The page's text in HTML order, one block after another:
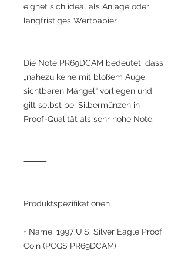
eignet sich ideal als Anlage oder
langfristiges Wertpapier.
Die Note PR69DCAM bedeutet, dass
„nahezu keine mit bloßem Auge
sichtbaren Mängel“ vorliegen und
gilt selbst bei Silbermünzen in
Proof-Qualität als sehr hohe Note.
⸻
Produktspezifikationen
• Name: 1997 U.S. Silver Eagle Proof
Coin (PCGS PR69DCAM)